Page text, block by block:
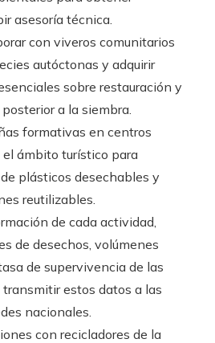
asesoría técnica.
con viveros comunitarios
autóctonas y adquirir
sobre restauración y
a la siembra.
formativas en centros
ámbito turístico para
plásticos desechables y
reutilizables.
de cada actividad,
de desechos, volúmenes
de supervivencia de las
estos datos a las
nacionales.
con recicladores de la